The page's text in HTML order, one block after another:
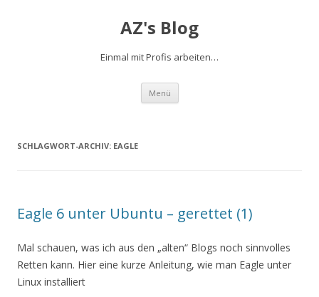
AZ's Blog
Einmal mit Profis arbeiten…
Menü Zum Inhalt springen
SCHLAGWORT-ARCHIV: EAGLE
Eagle 6 unter Ubuntu – gerettet (1)
Mal schauen, was ich aus den „alten“ Blogs noch sinnvolles
Retten kann. Hier eine kurze Anleitung, wie man Eagle unter
Linux installiert